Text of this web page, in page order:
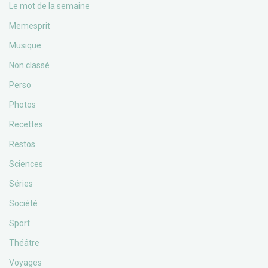
Le mot de la semaine
Memesprit
Musique
Non classé
Perso
Photos
Recettes
Restos
Sciences
Séries
Société
Sport
Théâtre
Voyages